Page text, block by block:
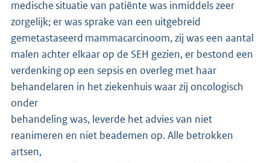
medische situatie van patiënte was inmiddels zeer
zorgelijk; er was sprake van een uitgebreid
gemetastaseerd mammacarcinoom, zij was een aantal
malen achter elkaar op de SEH gezien, er bestond een
verdenking op een sepsis en overleg met haar
behandelaren in het ziekenhuis waar zij oncologisch
onder
behandeling was, leverde het advies van niet
reanimeren en niet beademen op. Alle betrokken
artsen,